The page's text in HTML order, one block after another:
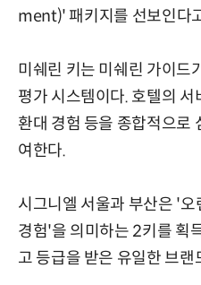
ment)' 패키지를 선보인다
미쉐린 키는 미쉐린 가이드
평가 시스템이다. 호텔의 서
환대 경험 등을 종합적으로
여한다.
시그니엘 서울과 부산은 '
경험'을 의미하는 2키를 획
고 등급을 받은 유일한 브랜